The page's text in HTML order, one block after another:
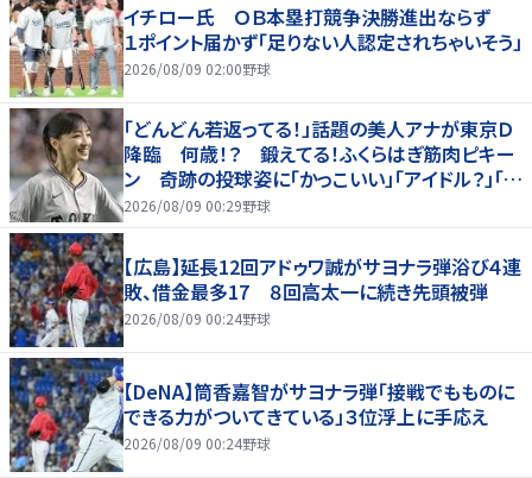
イチロー氏 ＯＢ本塁打競争決勝進出ならず
１ポイント届かず「足りない人認定されちゃいそう」
2026/08/09 02:00野球
「どんどん若返ってる！」話題の美人アナが東京Ｄ
降臨 何歳！？ 鍛えてる！ふくらはぎ筋肉ピキー
ン 奇跡の投球姿に「かっこいい」「アイドル？」「女
神」
2026/08/09 00:29野球
【広島】延長12回アドゥワ誠がサヨナラ弾浴び４連
敗、借金最多17 ８回高太一に続き先頭被弾
2026/08/09 00:24野球
【DeNA】筒香嘉智がサヨナラ弾「接戦でもものに
できる力がついてきている」３位浮上に手応え
2026/08/09 00:24野球